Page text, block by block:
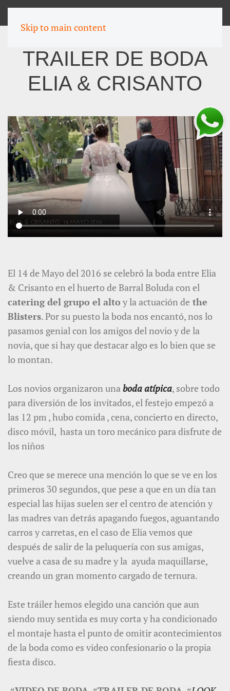
Skip to main content
TRAILER DE BODA
ELIA & CRISANTO
El 14 de Mayo del 2016 se celebró la boda entre Elia
& Crisanto en el huerto de Barral Boluda con el
catering del grupo el alto y la actuación de the
Blisters. Por su puesto la boda nos encantó, nos lo
pasamos genial con los amigos del novio y de la
novia, que si hay que destacar algo es lo bien que se
lo montan.
Los novios organizaron unaboda atípica, sobre todo
para diversión de los invitados, el festejo empezó a
las 12 pm , hubo comida , cena, concierto en directo,
disco móvil, hasta un toro mecánico para disfrute de
los niños
Creo que se merece una mención lo que se ve en los
primeros 30 segundos, que pese a que en un día tan
especial las hijas suelen ser el centro de atención y
las madres van detrás apagando fuegos, aguantando
carros y carretas, en el caso de Elia vemos que
después de salir de la peluquería con sus amigas,
vuelve a casa de su madre y la ayuda maquillarse,
creando un gran momento cargado de ternura.
Este tráiler hemos elegido una canción que aun
siendo muy sentida es muy corta y ha condicionado
el montaje hasta el punto de omitir acontecimientos
de la boda como es video confesionario o la propia
fiesta disco.